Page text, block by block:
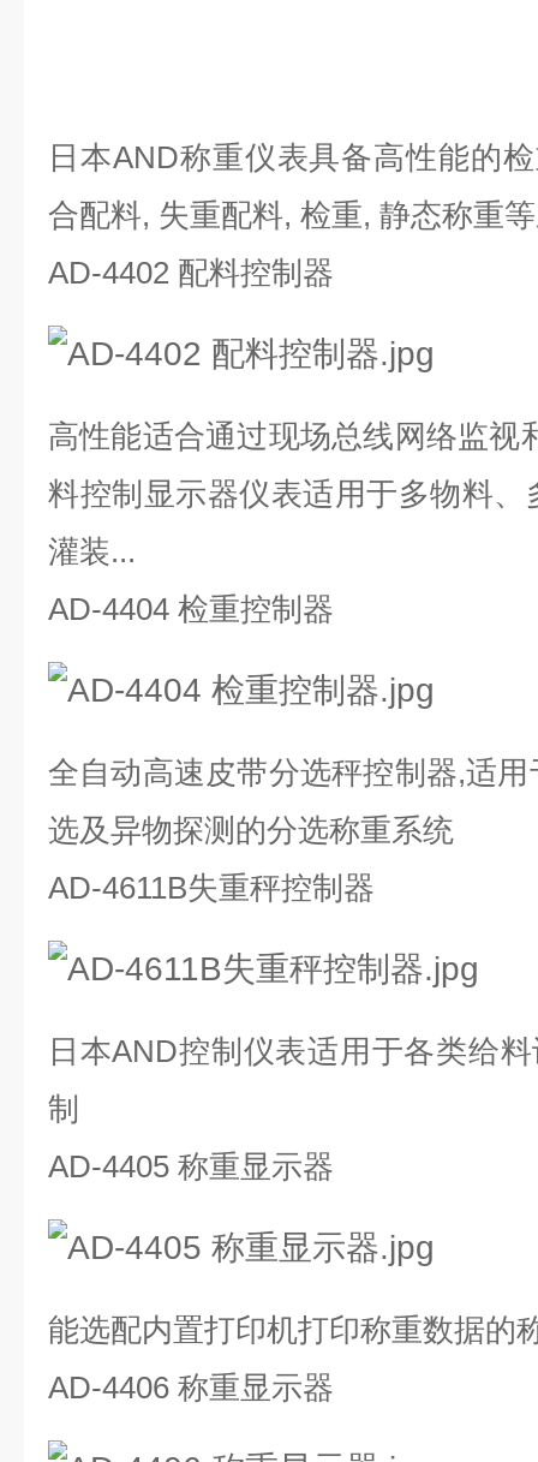
日本AND称重仪表具备高性能的
合配料, 失重配料, 检重, 静态称重
AD-4402 配料控制器
高性能适合通过现场总线网络监视
料控制显示器仪表适用于多物料
灌装...
AD-4404 检重控制器
全自动高速皮带分选秤控制器,适
选及异物探测的分选称重系统
AD-4611B失重秤控制器
日本AND控制仪表适用于各类给
制
AD-4405 称重显示器
能选配内置打印机打印称重数据的
AD-4406 称重显示器